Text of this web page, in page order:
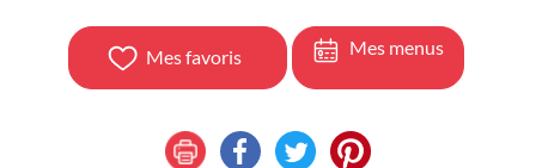
Mes favoris Mes menus